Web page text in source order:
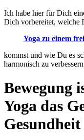
Ich habe hier für Dich
Dich vorbereitet, welche
Yoga zu einem
kommst und wie Du es
harmonisch zu
Bewegung
Yoga das
Gesundheit